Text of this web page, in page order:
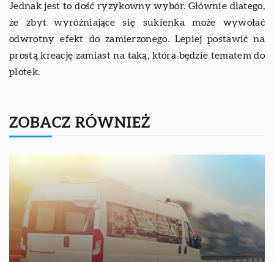
Jednak jest to dość ryzykowny wybór. Głównie dlatego,
że zbyt wyróżniające się sukienka może wywołać
odwrotny efekt do zamierzonego. Lepiej postawić na
prostą kreację zamiast na taką, która będzie tematem do
plotek.
ZOBACZ RÓWNIEŻ